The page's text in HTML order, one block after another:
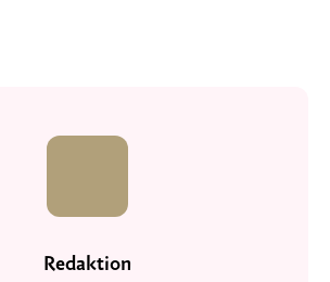
Redaktion